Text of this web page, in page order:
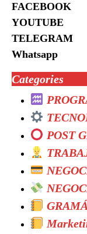
FACEBOOK
YOUTUBE
TELEGRAM
Whatsapp
Categories
POST